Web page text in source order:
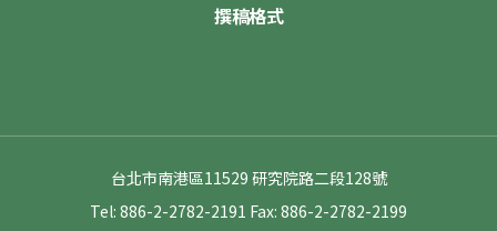
撰稿格式
台北市南港區11529 研究院路二段128號
Tel: 886-2-2782-2191 Fax: 886-2-2782-2199